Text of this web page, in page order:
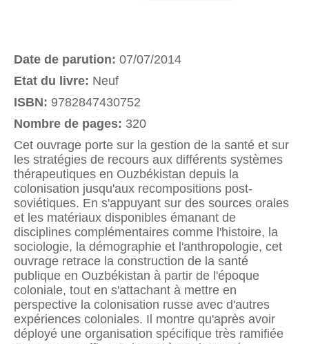
Date de parution: 07/07/2014
Etat du livre: Neuf
ISBN: 9782847430752
Nombre de pages: 320
Cet ouvrage porte sur la gestion de la santé et sur
les stratégies de recours aux différents systèmes
thérapeutiques en Ouzbékistan depuis la
colonisation jusqu'aux recompositions post-
soviétiques. En s'appuyant sur des sources orales
et les matériaux disponibles émanant de
disciplines complémentaires comme l'histoire, la
sociologie, la démographie et l'anthropologie, cet
ouvrage retrace la construction de la santé
publique en Ouzbékistan à partir de l'époque
coloniale, tout en s'attachant à mettre en
perspective la colonisation russe avec d'autres
expériences coloniales. Il montre qu'après avoir
déployé une organisation spécifique très ramifiée